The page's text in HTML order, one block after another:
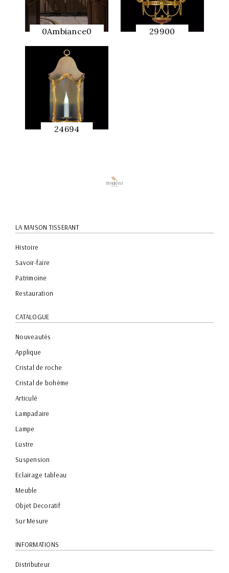
0Ambiance0
APERÇU
RAPIDE
29900
24694
LA MAISON TISSERANT
Histoire
Savoir-faire
Patrimoine
Restauration
CATALOGUE
Nouveautés
Applique
Cristal de roche
Cristal de bohème
Articulé
Lampadaire
Lampe
Lustre
Suspension
Eclairage tableau
Meuble
Objet Decoratif
Sur Mesure
INFORMATIONS
Distributeur